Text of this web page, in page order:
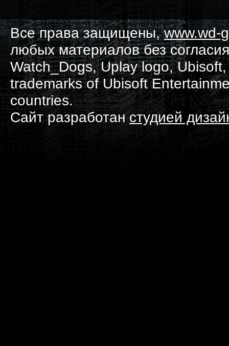
Все права защищены,www.wd-
любых материалов без
Watch_Dogs, Uplay logo,
trademarks of Ubisoft
countries.
Сайт разработанстудией